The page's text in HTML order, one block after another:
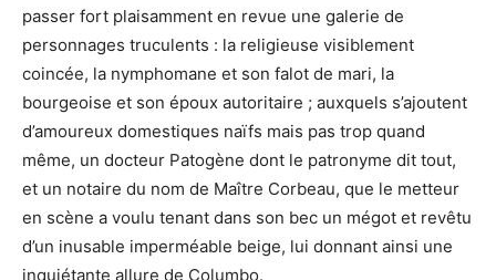
passer fort plaisamment en revue une galerie de
personnages truculents : la religieuse visiblement
coincée, la nymphomane et son falot de mari, la
bourgeoise et son époux autoritaire ; auxquels s’ajoutent
d’amoureux domestiques naïfs mais pas trop quand
même, un docteur Patogène dont le patronyme dit tout,
et un notaire du nom de Maître Corbeau, que le metteur
en scène a voulu tenant dans son bec un mégot et revêtu
d’un inusable imperméable beige, lui donnant ainsi une
inquiétante allure de Columbo.